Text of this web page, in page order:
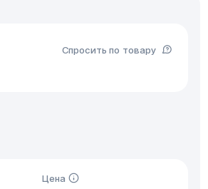
Спросить по товару
Цена